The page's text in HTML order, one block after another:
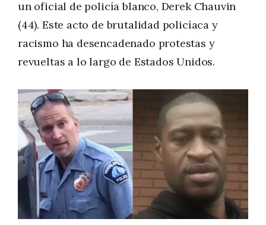
un oficial de policía blanco, Derek Chauvin
(44). Este acto de brutalidad policíaca y
racismo ha desencadenado protestas y
revueltas a lo largo de Estados Unidos.